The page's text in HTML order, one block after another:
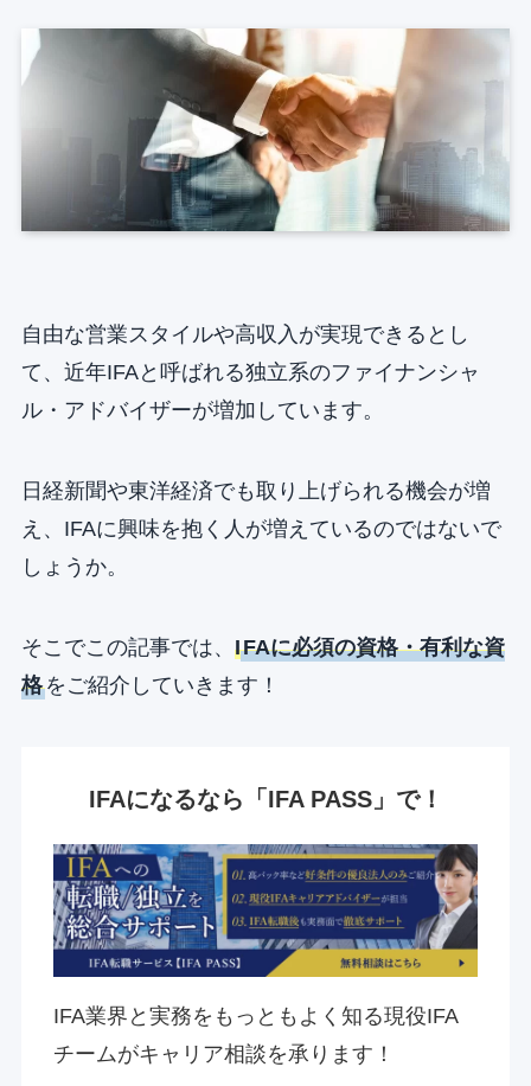
自由な営業スタイルや高収入が実現できるとし
て、近年IFAと呼ばれる独立系のファイナンシャ
ル・アドバイザーが増加しています。
日経新聞や東洋経済でも取り上げられる機会が増
え、IFAに興味を抱く人が増えているのではないで
しょうか。
そこでこの記事では、 IFAに必須の資格・有利な資
格をご紹介していきます！
IFAになるなら「IFA PASS」で！
IFA業界と実務をもっともよく知る現役IFA
チームがキャリア相談を承ります！